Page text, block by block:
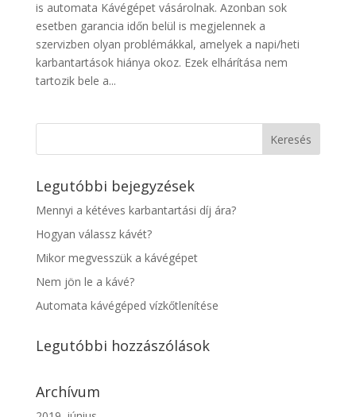
is automata Kávégépet vásárolnak. Azonban sok
esetben garancia időn belül is megjelennek a
szervizben olyan problémákkal, amelyek a napi/heti
karbantartások hiánya okoz. Ezek elhárítása nem
tartozik bele a...
Legutóbbi bejegyzések
Mennyi a kétéves karbantartási díj ára?
Hogyan válassz kávét?
Mikor megvesszük a kávégépet
Nem jön le a kávé?
Automata kávégéped vízkőtlenítése
Legutóbbi hozzászólások
Archívum